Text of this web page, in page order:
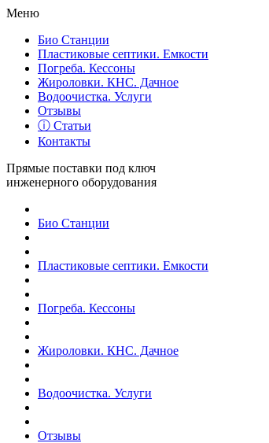
Меню
Био Станции
Пластиковые септики. Емкости
Погреба. Кессоны
Жироловки. КНС. Дачное
Водоочистка. Услуги
Отзывы
ⓘ Статьи
Контакты
Прямые поставки под ключ
инженерного оборудования
Био Станции
Пластиковые септики. Емкости
Погреба. Кессоны
Жироловки. КНС. Дачное
Водоочистка. Услуги
Отзывы